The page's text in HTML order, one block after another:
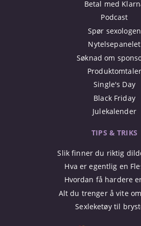
Betal med
Podcast
Spør sexologen
Nytelsepanelet
Søknad om
Produktomtaler
Single's Day
Black Friday
Julekalender
TIPS & TRIKS
Slik finner du riktig
Hva er egentlig en
Hvordan få hardere
Alt du trenger å vite
Sexleketøy til